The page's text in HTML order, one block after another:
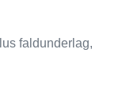
faldunderlag,